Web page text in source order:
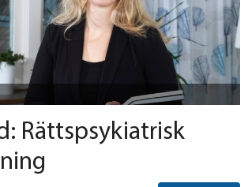
Rättspsykiatrisk